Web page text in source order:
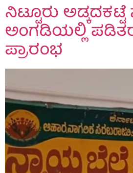
ನಿಟ್ಟೂರು
ಅಂಗಡಿಯಲ್ಲಿ
ಪ್ರಾರಂಭ